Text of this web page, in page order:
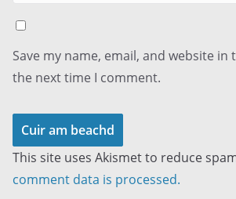
Save my name, email, and website
the next time I comment.
This site uses Akismet to reduce
comment data is processed.